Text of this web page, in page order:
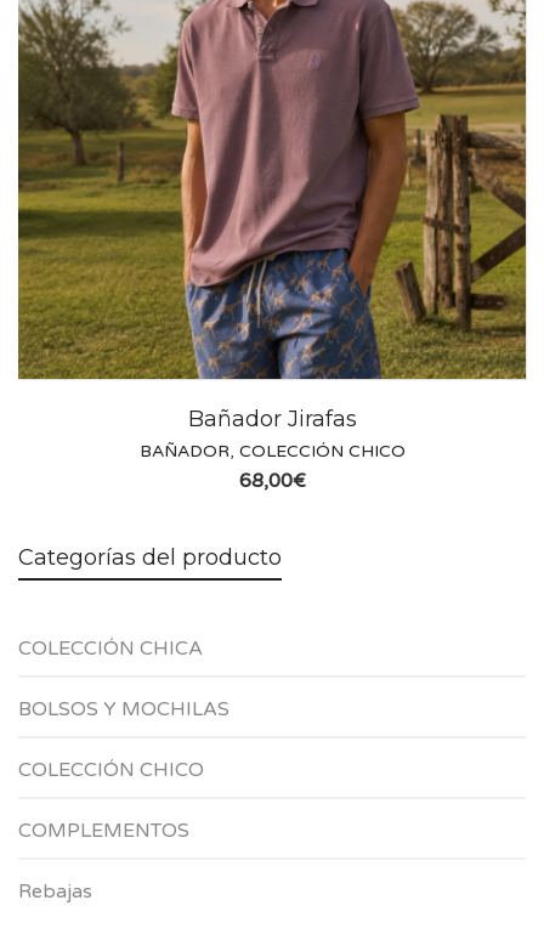
Bañador Jirafas
BAÑADOR, COLECCIÓN CHICO
68,00€
Categorías del producto
COLECCIÓN CHICA
BOLSOS Y MOCHILAS
COLECCIÓN CHICO
COMPLEMENTOS
Rebajas